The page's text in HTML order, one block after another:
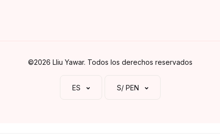
©2026 Lliu Yawar. Todos los derechos reservados
ES S/ PEN